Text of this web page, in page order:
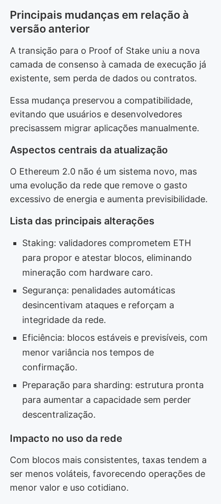
Principais mudanças em relação à
versão anterior
A transição para o Proof of Stake uniu a nova
camada de consenso à camada de execução já
existente, sem perda de dados ou contratos.
Essa mudança preservou a compatibilidade,
evitando que usuários e desenvolvedores
precisassem migrar aplicações manualmente.
Aspectos centrais da atualização
O Ethereum 2.0 não é um sistema novo, mas
uma evolução da rede que remove o gasto
excessivo de energia e aumenta previsibilidade.
Lista das principais alterações
Staking: validadores comprometem ETH
para propor e atestar blocos, eliminando
mineração com hardware caro.
Segurança: penalidades automáticas
desincentivam ataques e reforçam a
integridade da rede.
Eficiência: blocos estáveis e previsíveis, com
menor variância nos tempos de
confirmação.
Preparação para sharding: estrutura pronta
para aumentar a capacidade sem perder
descentralização.
Impacto no uso da rede
Com blocos mais consistentes, taxas tendem a
ser menos voláteis, favorecendo operações de
menor valor e uso cotidiano.